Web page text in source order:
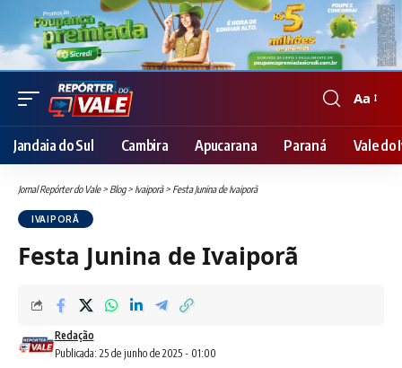
Font
Resizer
Aa
Jandaia do Sul Cambira Apucarana Paraná Vale do
Jornal Repórter do Vale> Blog> Ivaiporã> Festa Junina de Ivaiporã
IVAIPORÃ
Festa Junina de Ivaiporã
Publicada: 25 de junho de 2025 - 01:00
Redação